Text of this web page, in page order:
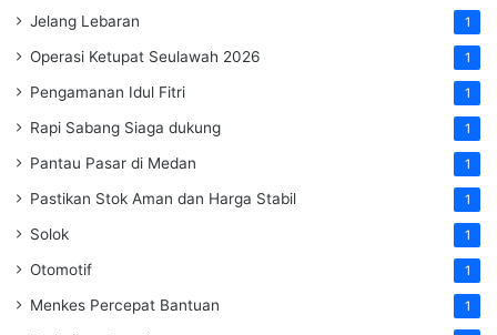
Jelang Lebaran 1
Operasi Ketupat Seulawah 2026 1
Pengamanan Idul Fitri 1
Rapi Sabang Siaga dukung 1
Pantau Pasar di Medan 1
Pastikan Stok Aman dan Harga Stabil 1
Solok 1
Otomotif 1
Menkes Percepat Bantuan 1